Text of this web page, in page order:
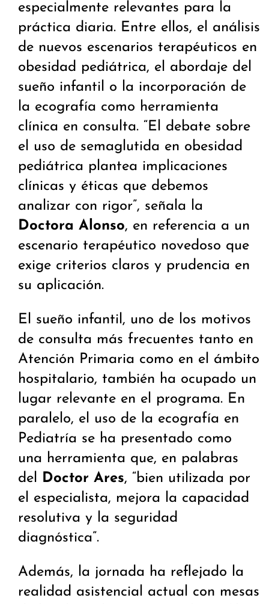
especialmente relevantes para la
práctica diaria. Entre ellos, el análisis
de nuevos escenarios terapéuticos en
obesidad pediátrica, el abordaje del
sueño infantil o la incorporación de
la ecografía como herramienta
clínica en consulta. “El debate sobre
el uso de semaglutida en obesidad
pediátrica plantea implicaciones
clínicas y éticas que debemos
analizar con rigor”, señala la
Doctora Alonso, en referencia a un
escenario terapéutico novedoso que
exige criterios claros y prudencia en
su aplicación.
El sueño infantil, uno de los motivos
de consulta más frecuentes tanto en
Atención Primaria como en el ámbito
hospitalario, también ha ocupado un
lugar relevante en el programa. En
paralelo, el uso de la ecografía en
Pediatría se ha presentado como
una herramienta que, en palabras
del Doctor Ares, “bien utilizada por
el especialista, mejora la capacidad
resolutiva y la seguridad
diagnóstica”.
Además, la jornada ha reflejado la
realidad asistencial actual con mesas